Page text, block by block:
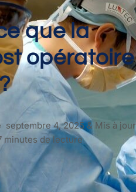
que la
opératoire
septembre 4, 2025& Mis à jour
minutes de lecture